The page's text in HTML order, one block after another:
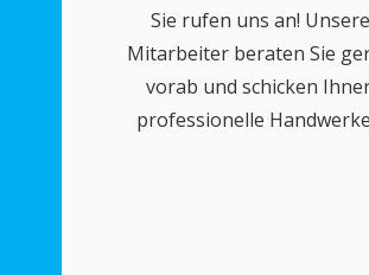
Sie rufen uns an! Unsere
Mitarbeiter beraten Sie
vorab und schicken
professionelle